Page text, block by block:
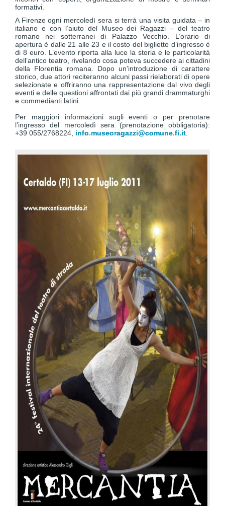
formativi.
A Firenze ogni mercoledì sera si terrà una visita guidata – in
italiano e con l’aiuto del Museo dei Ragazzi – del teatro
romano nei sotterranei di Palazzo Vecchio. L’orario di
apertura è dalle 21 alle 23 e il costo del biglietto d’ingresso è
di 8 euro. L’evento riporta alla luce la storia e le particolarità
dell’antico teatro, rivelando cosa poteva succedere ai cittadini
della Florentia romana. Dopo un’introduzione di carattere
storico, due attori reciteranno alcuni passi rielaborati di opere
selezionate e offriranno una rappresentazione dal vivo degli
eventi e delle questioni affrontati dai più grandi drammaturghi
e commedianti latini.
Per maggiori informazioni sugli eventi o per prenotare
l’ingresso del mercoledì sera (prenotazione obbligatoria):
+39 055/2768224, info.museoragazzi@comune.fi.it